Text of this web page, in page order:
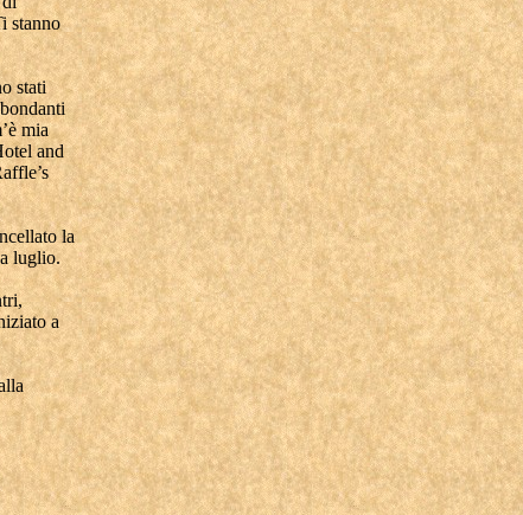
stanno
stati
mia
and
la
luglio.
a